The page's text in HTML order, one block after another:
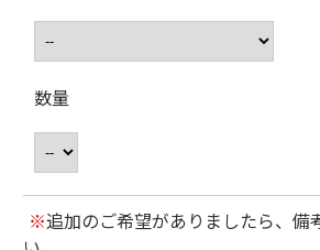
数量
※追加のご希望がありましたら、備